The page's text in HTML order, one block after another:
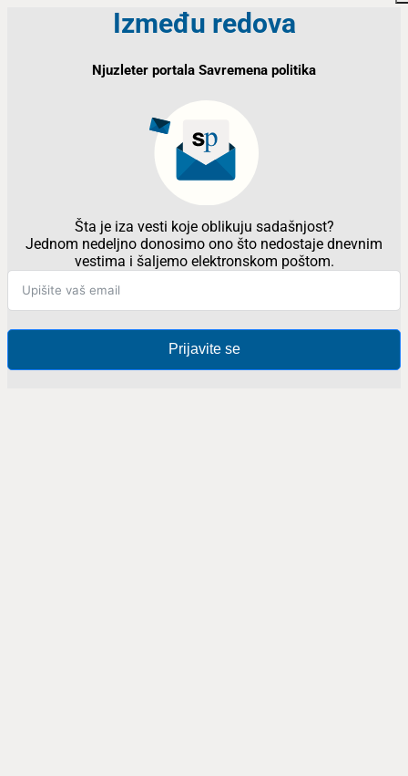
Između redova
Njuzleter portala Savremena politika
Šta je iza vesti koje oblikuju sadašnjost?
Jednom nedeljno donosimo ono što nedostaje dnevnim
vestima i šaljemo elektronskom poštom.
Prijavite se